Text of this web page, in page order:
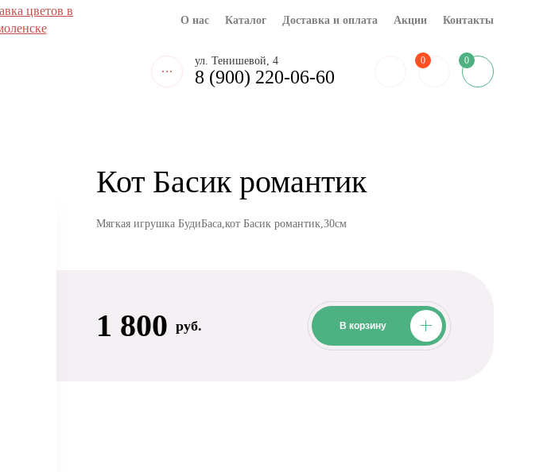
О нас Каталог Доставка и оплата Акции Контакты
ул. Тенишевой, 4
8 (900) 220-06-60
0 0
Кот Басик романтик
Мягкая игрушка БудиБаса,кот Басик романтик,30см
1 800 руб. В корзину